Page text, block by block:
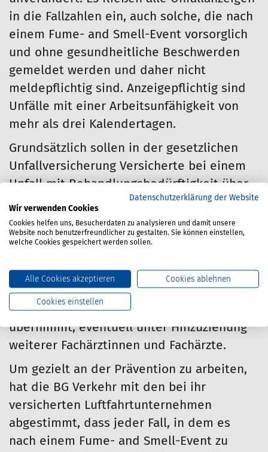
in die Fallzahlen ein, auch solche, die nach
einem Fume- and Smell-Event vorsorglich
und ohne gesundheitliche Beschwerden
gemeldet werden und daher nicht
meldepflichtig sind. Anzeigepflichtig sind
Unfälle mit einer Arbeitsunfähigkeit von
mehr als drei Kalendertagen.
Grundsätzlich sollen in der gesetzlichen
Unfallversicherung Versicherte bei einem
Unfall mit Behandlungsbedürftigkeit über
eine Woche hinaus oder mit einer
Arbeitsunfähigkeit über den Unfalltag
hinaus eine Durchgangsärztin/einen
Untersuchung wird entschieden, ob eine
hausärztliche Behandlung ausreicht, oder
ob die D-Ärztin/der D-Arzt den Fall selbst
übernimmt, eventuell unter Hinzuziehung
weiterer Fachärztinnen und Fachärzte.
Um gezielt an der Prävention zu arbeiten,
hat die BG Verkehr mit den bei ihr
versicherten Luftfahrtunternehmen
abgestimmt, dass jeder Fall, in dem es
nach einem Fume- and Smell-Event zu
Datenschutzerklärung der Website
Wir verwenden Cookies
Cookies helfen uns, Besucherdaten zu analysieren und damit unsere
Website noch benutzerfreundlicher zu gestalten. Sie können einstellen,
welche Cookies gespeichert werden sollen.
Alle Cookies akzeptieren Cookies ablehnen
Cookies einstellen